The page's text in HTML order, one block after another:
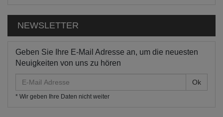
NEWSLETTER
Geben Sie Ihre E-Mail Adresse an, um die neuesten
Neuigkeiten von uns zu hören
Mail
Adresse
* Wir geben Ihre Daten nicht weiter